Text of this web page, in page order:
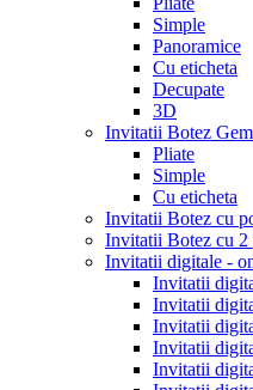
Simple
Panoramice
Cu eticheta
Decupate
3D
Invitatii Botez
Pliate
Simple
Cu eticheta
Invitatii Botez cu
Invitatii Botez cu 2
Invitatii digitale -
Invitatii
Invitatii
Invitatii
Invitatii
Invitatii